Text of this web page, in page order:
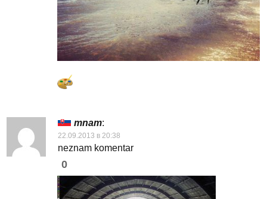
mnam:
22.09.2013 в 20:38
neznam komentar
0